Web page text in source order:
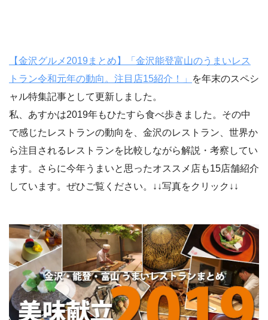
【金沢グルメ2019まとめ】「金沢能登富山のうまいレス
トラン令和元年の動向。注目店15紹介！」
を年末のスペシ
ャル特集記事として更新しました。
私、あすかは2019年もひたすら食べ歩きました。その中
で感じたレストランの動向を、金沢のレストラン、世界か
ら注目されるレストランを比較しながら解説・考察してい
ます。さらに今年うまいと思ったオススメ店も15店舗紹介
しています。ぜひご覧ください。↓↓写真をクリック↓↓